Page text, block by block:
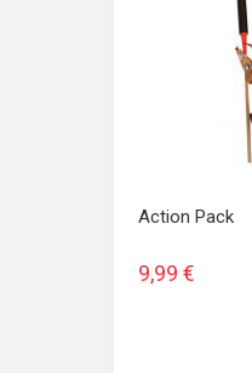
Action Pack
9,99 €